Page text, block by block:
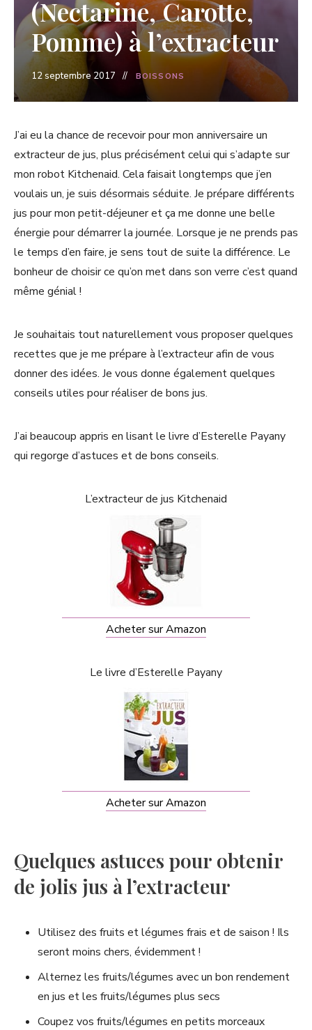
(Nectarine, Carotte,
Pomme) à l’extracteur
12 septembre 2017 BOISSONS
J’ai eu la chance de recevoir pour mon anniversaire un
extracteur de jus, plus précisément celui qui s’adapte sur
mon robot Kitchenaid. Cela faisait longtemps que j’en
voulais un, je suis désormais séduite. Je prépare différents
jus pour mon petit-déjeuner et ça me donne une belle
énergie pour démarrer la journée. Lorsque je ne prends pas
le temps d’en faire, je sens tout de suite la différence. Le
bonheur de choisir ce qu’on met dans son verre c’est quand
même génial !
Je souhaitais tout naturellement vous proposer quelques
recettes que je me prépare à l’extracteur afin de vous
donner des idées. Je vous donne également quelques
conseils utiles pour réaliser de bons jus.
J’ai beaucoup appris en lisant le livre d’Esterelle Payany
qui regorge d’astuces et de bons conseils.
L’extracteur de jus Kitchenaid
Acheter sur Amazon
Le livre d’Esterelle Payany
Acheter sur Amazon
Quelques astuces pour obtenir
de jolis jus à l’extracteur
Utilisez des fruits et légumes frais et de saison ! Ils
seront moins chers, évidemment !
Alternez les fruits/légumes avec un bon rendement
en jus et les fruits/légumes plus secs
Coupez vos fruits/légumes en petits morceaux